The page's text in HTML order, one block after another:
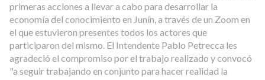
primeras acciones a llevar a cabo para desarrollar la
economía del conocimiento en Junín, a través de un Zoom en
el que estuvieron presentes todos los actores que
participaron del mismo. El Intendente Pablo Petrecca les
agradeció el compromiso por el trabajo realizado y convocó
"a seguir trabajando en conjunto para hacer realidad la